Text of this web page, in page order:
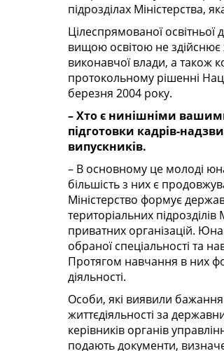
підрозділах Міністерства,
Цілеспрямованої освітньої
вищою освітою не
виконавчої влади, а також
протокольному рішенні
березня 2004 року.
– Хто є нинішніми
підготовки кадрів-
випускників.
– В основному це молоді
більшість з них є
Міністерство формує
територіальних
приватних організацій.
обраної спеціальності та
Протягом навчання в них
діяльності.
Особи, які виявили
життєдіяльності за
керівників органів
подають документи,